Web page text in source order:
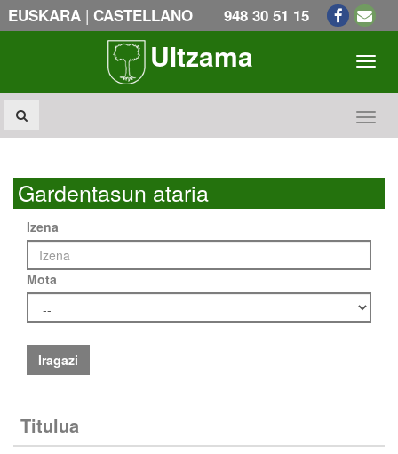
EUSKARA | CASTELLANO 948 30 51 15
Ultzama
Gardentasun ataria
Izena
Mota
Iragazi
Titulua